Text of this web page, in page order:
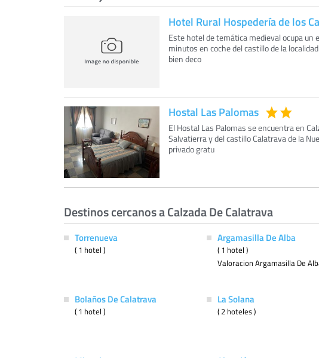
Hotel Rural Hospedería de los
Este hotel de temática medieval ocupa un
minutos en coche del castillo de la
bien deco
Hostal Las Palomas
El Hostal Las Palomas se encuentra en
Salvatierra y del castillo Calatrava de la
privado gratu
Destinos cercanos a Calzada De Calatrava
Torrenueva
( 1 hotel )
Argamasilla De Alba
( 1 hotel )
Valoracion Argamasilla De
Bolaños De Calatrava
( 1 hotel )
La Solana
( 2 hoteles )